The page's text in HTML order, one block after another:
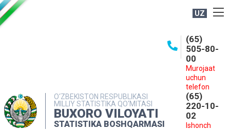
UZ
O‘ZBEKISTON RESPUBLIKASI
MILLIY STATISTIKA QO‘MITASI
BUXORO VILOYATI
STATISTIKA BOSHQARMASI
(65)
505-80-
00
Murojaat
uchun
telefon
(65)
220-10-
02
Ishonch
MATBUOT XIZMATI
MUROJAATLAR